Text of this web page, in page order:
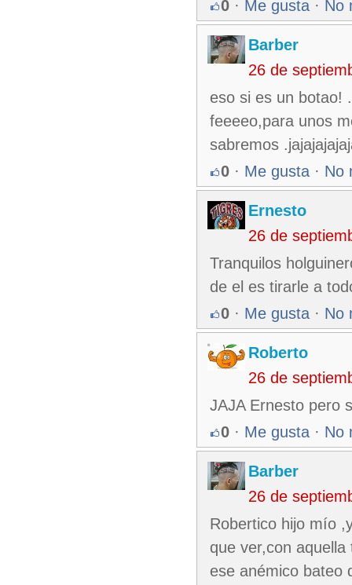
0 · Me gusta · No
Barber
26 de
eso si es un botao!
feeeeo,para unos
sabremos
0 · Me gusta · No
Ernesto
26 de
Tranquilos
de el es tirarle a
0 · Me gusta · No
Roberto
26 de
JAJA Ernesto pero
0 · Me gusta · No
Barber
26 de
Robertico hijo mío
que ver,con
ese anémico bateo